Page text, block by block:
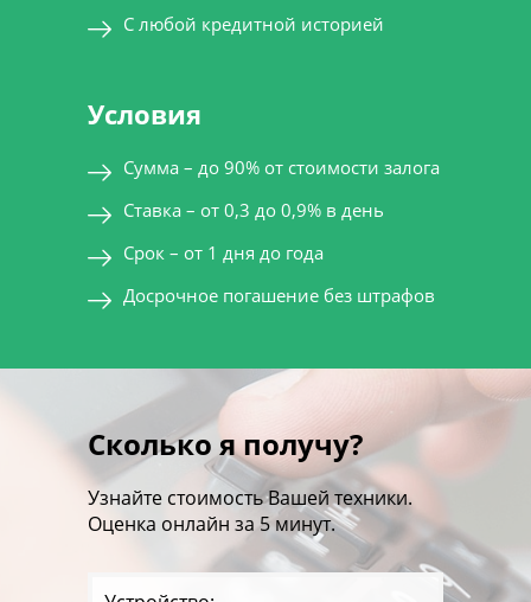
С любой кредитной историей
Условия
Сумма – до 90% от стоимости залога
Ставка – от 0,3 до 0,9% в день
Срок – от 1 дня до года
Досрочное погашение без штрафов
Сколько я получу?
Узнайте стоимость Вашей техники.
Оценка онлайн за 5 минут.